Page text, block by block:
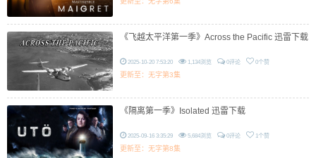
《飞越太平洋第一季》Across the Pacific 迅雷下载
2025-10-20 7:53:20 1,134浏览 0评论 0个赞
更新至：无字第3集
《隔离第一季》Isolated 迅雷下载
2025-09-16 3:35:29 5,684浏览 0评论 1个赞
更新至：无字第8集